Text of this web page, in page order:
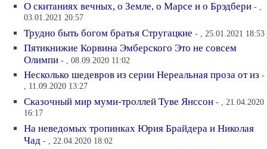
О скитаниях вечных, о Земле, о Марсе и о Брэдбери - ,
03.01.2021 20:57
Трудно быть богом братья Стругацкие - , 25.01.2021 18:53
Пятикнижие Корвина Эмберского Это не совсем
Олимпи - , 08.09.2020 11:02
Несколько шедевров из серии Нереальная проза от из -
, 11.09.2020 13:27
Сказочный мир муми-троллей Туве Янссон - , 21.04.2020
16:17
На неведомых тропинках Юрия Брайдера и Николая
Чад - , 22.04.2020 18:02